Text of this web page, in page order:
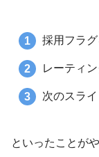
採用フラ
レーティ
次のスラ
といったことが